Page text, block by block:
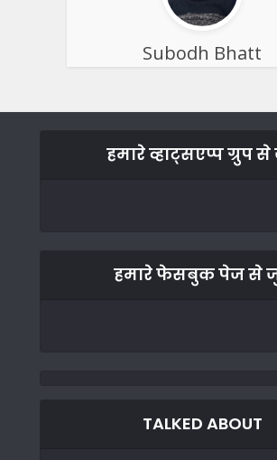
Subodh Bhatt
हमारे व्हाट्सएप्प ग्रुप
हमारे फेसबुक पेज से
TALKED ABOUT